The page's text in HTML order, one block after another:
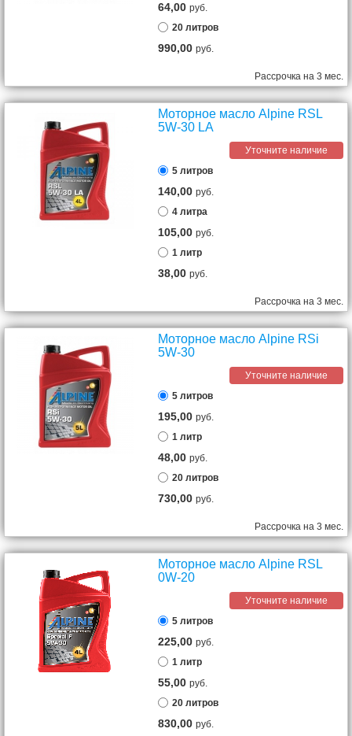
64,00руб.
20 литров
990,00руб.
Рассрочка на 3 мес.
Моторное масло Alpine RSL
5W-30 LA
Уточните наличие
5 литров
140,00руб.
4 литра
105,00руб.
1 литр
38,00руб.
Рассрочка на 3 мес.
Моторное масло Alpine RSi
5W-30
Уточните наличие
5 литров
195,00руб.
1 литр
48,00руб.
20 литров
730,00руб.
Рассрочка на 3 мес.
Моторное масло Alpine RSL
0W-20
Уточните наличие
5 литров
225,00руб.
1 литр
55,00руб.
20 литров
830,00руб.